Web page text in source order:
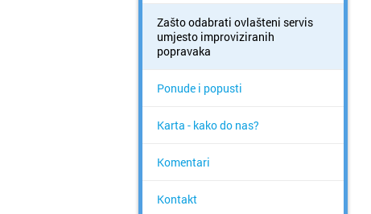
Zašto odabrati ovlašteni servis
umjesto improviziranih
popravaka
Ponude i popusti
Karta - kako do nas?
Komentari
Kontakt